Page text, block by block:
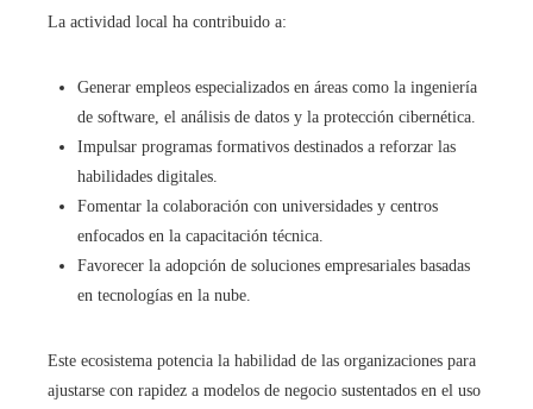
La actividad local ha contribuido a:
Generar empleos especializados en áreas como la ingeniería
de software, el análisis de datos y la protección cibernética.
Impulsar programas formativos destinados a reforzar las
habilidades digitales.
Fomentar la colaboración con universidades y centros
enfocados en la capacitación técnica.
Favorecer la adopción de soluciones empresariales basadas
en tecnologías en la nube.
Este ecosistema potencia la habilidad de las organizaciones para
ajustarse con rapidez a modelos de negocio sustentados en el uso